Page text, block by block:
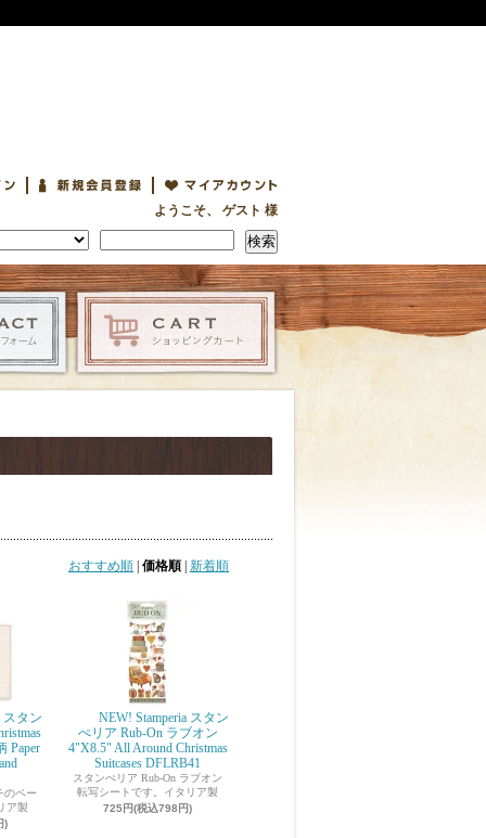
ようこそ、 ゲスト 様
検索
おすすめ順 価格順 新着順
タン
Paper
のペー
ア製
)
NEW! Stamperia スタン
ぺリア Rub-On ラブオン
4"X8.5" All Around Christmas
Suitcases DFLRB41
スタンぺリア Rub-On ラブオン
転写シートです。イタリア製
725円(税込798円)